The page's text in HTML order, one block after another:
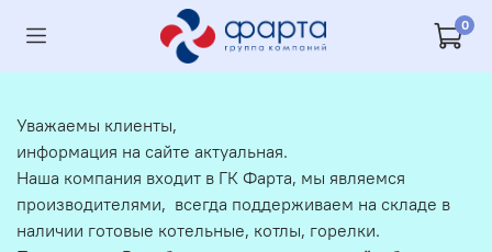
0
Уважаемы клиенты,
информация на сайте актуальная.
Наша компания входит в ГК Фарта, мы являемся
производителями, всегда поддерживаем на складе в
наличии готовые котельные, котлы, горелки.